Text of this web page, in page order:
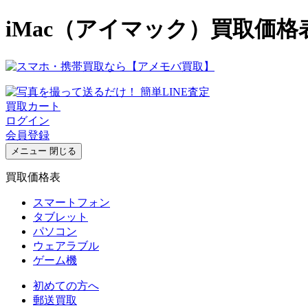
iMac（アイマック）買取価格
買取カート
ログイン
会員登録
メニュー 閉じる
買取価格表
スマートフォン
タブレット
パソコン
ウェアラブル
ゲーム機
初めての方へ
郵送買取